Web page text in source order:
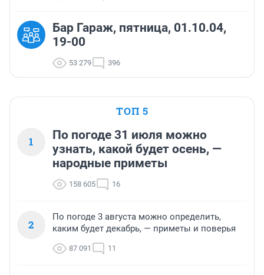
Бар Гараж, пятница, 01.10.04,
19-00
53 279 396
ТОП 5
1
По погоде 31 июля можно
узнать, какой будет осень, —
народные приметы
158 605 16
2
По погоде 3 августа можно определить,
каким будет декабрь, — приметы и поверья
87 091 11